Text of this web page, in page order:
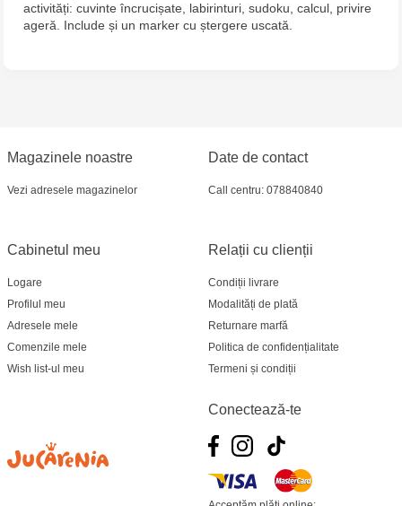
Jucărenia Cahul - str. Ștefan cel Mare, 29А
activități: cuvinte încrucișate, labirinturi, sudoku, calcul, privire
ageră. Include și un marker cu ștergere uscată.
Magazinele noastre
Vezi adresele magazinelor
Relații cu clienții
Condiții livrare
Modalități de plată
Returnare marfă
Politica de confidențialitate
Termeni și condiții
Cabinetul meu
Logare
Profilul meu
Adresele mele
Comenzile mele
Wish list-ul meu
Date de contact
Call centru: 078840840
Conectează-te